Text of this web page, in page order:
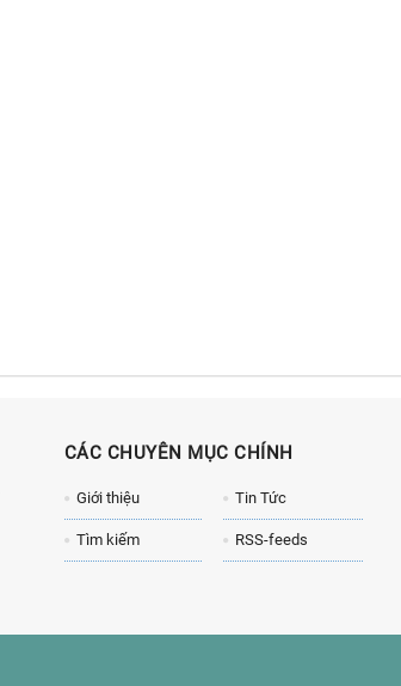
CÁC CHUYÊN MỤC CHÍNH
Giới thiệu Tin Tức
Tìm kiếm RSS-feeds